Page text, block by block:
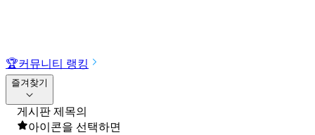
🏆커뮤니티 랭킹
즐겨찾기
게시판 제목의
아이콘을 선택하면